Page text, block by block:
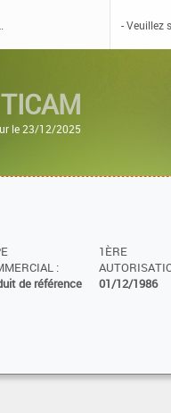
TICAM
le 23/12/2025
:
de référence
1ÈRE
01/12/1986